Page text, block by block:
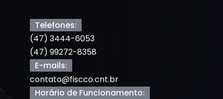
Telefones:
(47) 3444-6053
(47) 99272-8358
E-mails:
contato@fiscco.cnt.br
Horário de Funcionamento: